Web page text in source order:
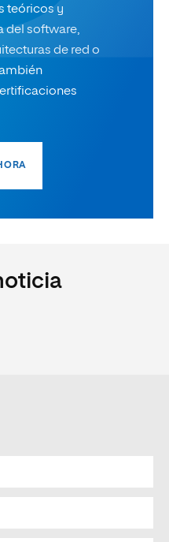
teóricos y
del software,
de red o